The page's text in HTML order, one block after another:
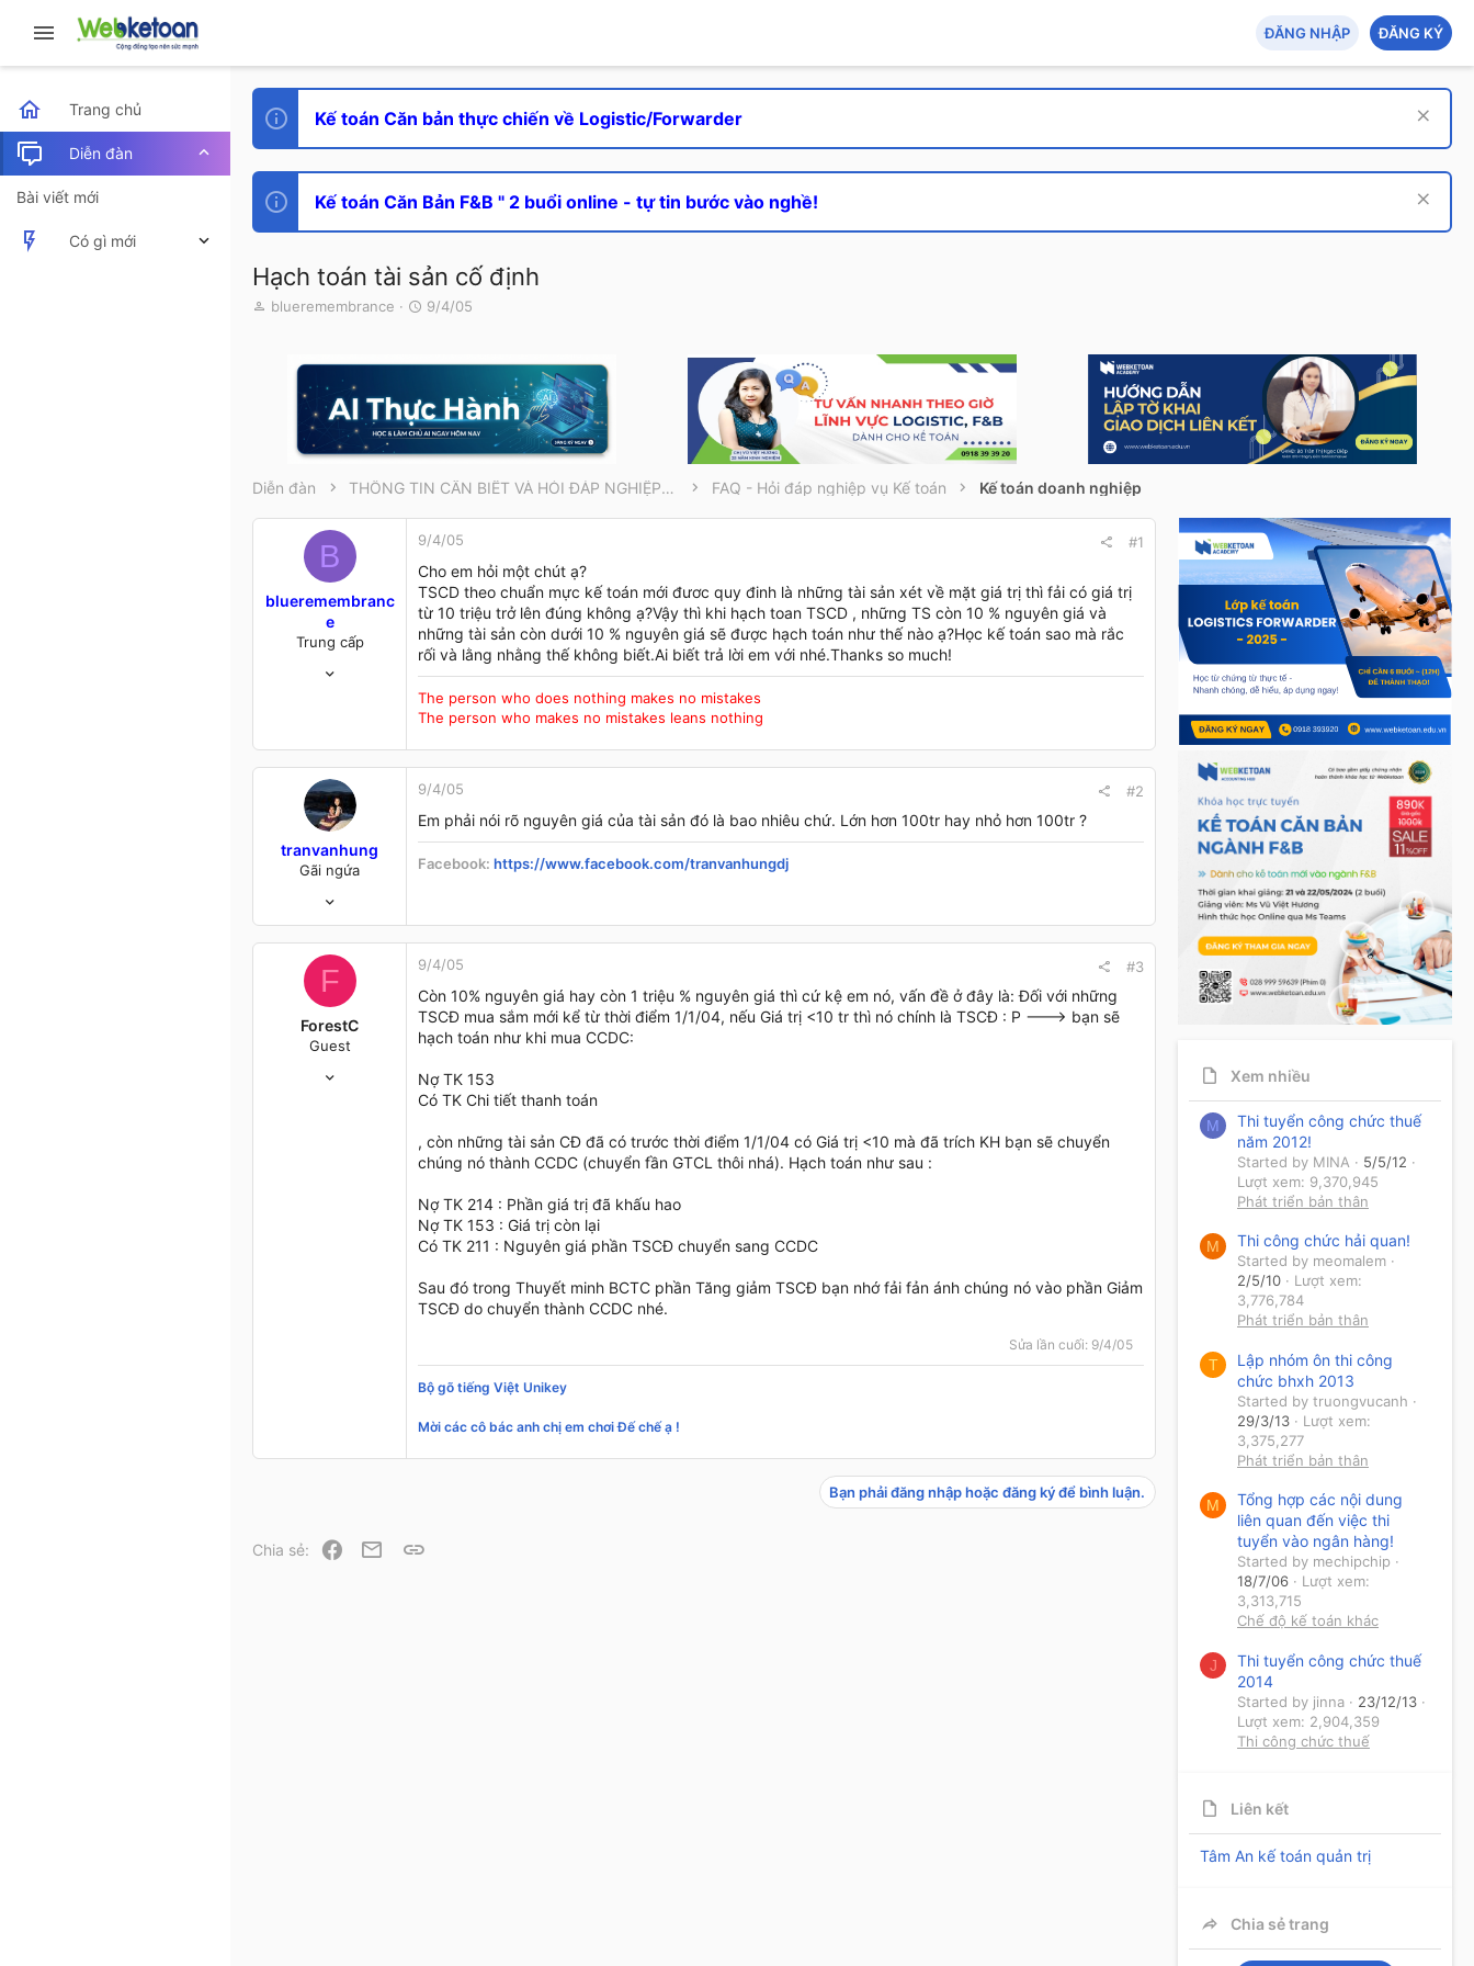
ĐĂNG NHẬP ĐĂNG KÝ
Trang chủ
Diễn đàn
Bài viết mới
Có gì mới
Kế toán Căn bản thực chiến về Logistic/Forwarder
Kế toán Căn Bản F&B " 2 buổi online - tự tin bước vào nghề!
Hạch toán tài sản cố định
T
r
e
blueremembrance
N
y
ử
i
9/4/05
Diễn đàn THÔNG TIN CẦN BIẾT VÀ HỎI ĐÁP NGHIỆP VỤ FAQ - Hỏi đáp nghiệp vụ Kế toán Kế toán doanh nghiệp
B
blueremembranc
e
Trung cấp
9/4/05 #1
Cho em hỏi một chút ạ?
TSCD theo chuẩn mực kế toán mới đươc quy đinh là những tài sản xét về mặt giá trị thì fải có giá trị
từ 10 triệu trở lên đúng không ạ?Vậy thì khi hạch toan TSCD , những TS còn 10 % nguyên giá và
những tài sản còn dưới 10 % nguyên giá sẽ được hạch toán như thế nào ạ?Học kế toán sao mà rắc
rối và lằng nhằng thế không biết.Ai biết trả lời em với nhé.Thanks so much!
The person who does nothing makes no mistakes
The person who makes no mistakes leans nothing
tranvanhung
Gãi ngứa
12
9/4/05 #2
Em phải nói rõ nguyên giá của tài sản đó là bao nhiêu chứ. Lớn hơn 100tr hay nhỏ hơn 100tr ?
Facebook: https://www.facebook.com/tranvanhungdj
F
ForestC
Guest
9/4/05 #3
Còn 10% nguyên giá hay còn 1 triệu % nguyên giá thì cứ kệ em nó, vấn đề ở đây là: Đối với những
TSCĐ mua sắm mới kể từ thời điểm 1/1/04, nếu Giá trị <10 tr thì nó chính là TSCĐ : P ---> bạn sẽ
hạch toán như khi mua CCDC:
Nợ TK 153
Có TK Chi tiết thanh toán
, còn những tài sản CĐ đã có trước thời điểm 1/1/04 có Giá trị <10 mà đã trích KH bạn sẽ chuyển
chúng nó thành CCDC (chuyển fần GTCL thôi nhá). Hạch toán như sau :
Nợ TK 214 : Phần giá trị đã khấu hao
Nợ TK 153 : Giá trị còn lại
Có TK 211 : Nguyên giá phần TSCĐ chuyển sang CCDC
Sau đó trong Thuyết minh BCTC phần Tăng giảm TSCĐ bạn nhớ fải fản ánh chúng nó vào phần Giảm
TSCĐ do chuyển thành CCDC nhé.
Sửa lần cuối: 9/4/05
Bộ gõ tiếng Việt Unikey
Mời các cô bác anh chị em chơi Đế chế ạ !
Bạn phải đăng nhập hoặc đăng ký để bình luận.
Chia sẻ: Facebook
Email Link
Xem nhiều
M
Thi tuyển công chức thuế
năm 2012!
Started by MINA
5/5/12
Lượt xem: 9,370,945
Phát triển bản thân
M Thi công chức hải quan!
Started by meomalem
2/5/10
Lượt xem:
3,776,784
Phát triển bản thân
T
Lập nhóm ôn thi công
chức bhxh 2013
Started by truongvucanh
29/3/13
Lượt xem:
3,375,277
Phát triển bản thân
M
Tổng hợp các nội dung
liên quan đến việc thi
tuyển vào ngân hàng!
Started by mechipchip
18/7/06
Lượt xem:
3,313,715
Chế độ kế toán khác
J
Thi tuyển công chức thuế
2014
Started by jinna
23/12/13
Lượt xem: 2,904,359
Thi công chức thuế
Liên kết
Tâm An kế toán quản trị
Chia sẻ trang